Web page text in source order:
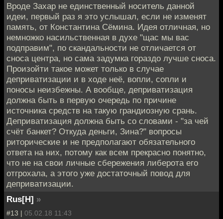
Вроде Захар не единственный носитель данной
идеи, первый раз я это услышал, если не изменят
память, от Константина Сёмина. Идея отличная, но
немножко насильственная в духе "щас мы вас
подправим", по скандальности не отличается от
сноса центра, но сама задумка гораздо лучше сноса.
Произойти такое может только в случае
деприватизации и в ходе неё, вопли, сопли и
поносы неизбежны. А вообще, деприватизация
должна быть в первую очередь по причине
источника средств на такую грандиозную срань.
Деприватизация должна быть со словами - "за чей
счёт банкет? Откуда деньги, Зина?" вопросы
риторические и не предполагают обязательного
ответа на них, потому как всем прекрасно понятно,
что не на свои личные сбережения либерота его
отгрохала, а этого уже достаточный повод для
деприватизации.
Rus[H] »
#13 | 05.02.18 11:43